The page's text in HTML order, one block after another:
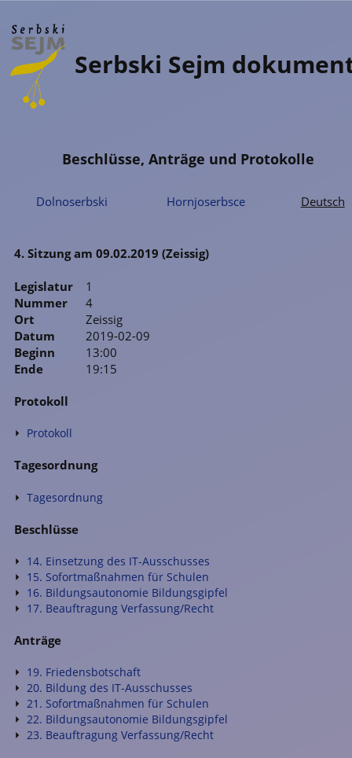
Dolnoserbski Hornjoserbsce Deutsch
Serbski Sejm
Beschlüsse, Anträge und Protokolle
4. Sitzung am 09.02.2019 (Zeissig)
Legislatur
1
Nummer
4
Ort
Zeissig
Datum
2019-02-09
Beginn
13:00
Ende
19:15
Protokoll
Protokoll
Tagesordnung
Tagesordnung
Beschlüsse
14. Einsetzung des IT-Ausschusses
15. Sofortmaßnahmen für Schulen
16. Bildungsautonomie Bildungsgipfel
17. Beauftragung Verfassung/Recht
Anträge
19. Friedensbotschaft
20. Bildung des IT-Ausschusses
21. Sofortmaßnahmen für Schulen
22. Bildungsautonomie Bildungsgipfel
23. Beauftragung Verfassung/Recht